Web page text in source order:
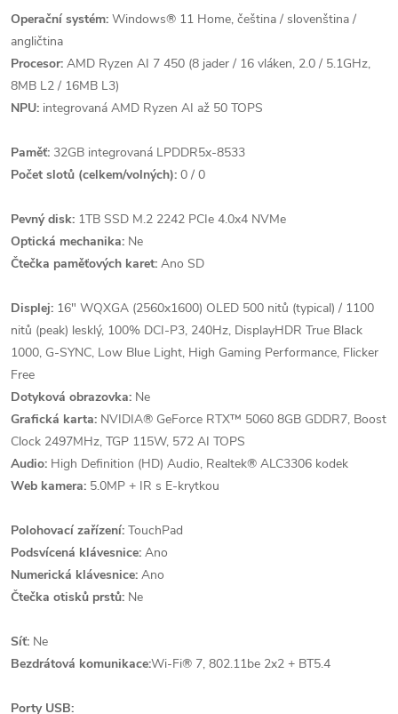
Operační systém: Windows® 11 Home, čeština / slovenština /
angličtina
Procesor: AMD Ryzen AI 7 450 (8 jader / 16 vláken, 2.0 / 5.1GHz,
8MB L2 / 16MB L3)
NPU: integrovaná AMD Ryzen AI až 50 TOPS
Paměť: 32GB integrovaná LPDDR5x-8533
Počet slotů (celkem/volných): 0 / 0
Pevný disk: 1TB SSD M.2 2242 PCIe 4.0x4 NVMe
Optická mechanika: Ne
Čtečka paměťových karet: Ano SD
Displej: 16" WQXGA (2560x1600) OLED 500 nitů (typical) / 1100
nitů (peak) lesklý, 100% DCI-P3, 240Hz, DisplayHDR True Black
1000, G-SYNC, Low Blue Light, High Gaming Performance, Flicker
Free
Dotyková obrazovka: Ne
Grafická karta: NVIDIA® GeForce RTX™ 5060 8GB GDDR7, Boost
Clock 2497MHz, TGP 115W, 572 AI TOPS
Audio: High Definition (HD) Audio, Realtek® ALC3306 kodek
Web kamera: 5.0MP + IR s E-krytkou
Polohovací zařízení: TouchPad
Podsvícená klávesnice: Ano
Numerická klávesnice: Ano
Čtečka otisků prstů: Ne
Síť: Ne
Bezdrátová komunikace:Wi-Fi® 7, 802.11be 2x2 + BT5.4
Porty USB: